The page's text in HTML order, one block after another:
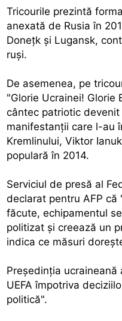
Tricourile prezintă
anexată de Rusia în
Doneţk şi Lugansk,
ruşi.
De asemenea, pe
"Glorie Ucrainei! Glorie
cântec patriotic
manifestanţii care l-au
Kremlinului, Viktor
populară în 2014.
Serviciul de presă al
declarat pentru AFP
făcute, echipamentul
politizat şi creează un
indica ce măsuri
Preşedinţia
UEFA împotriva
politică".